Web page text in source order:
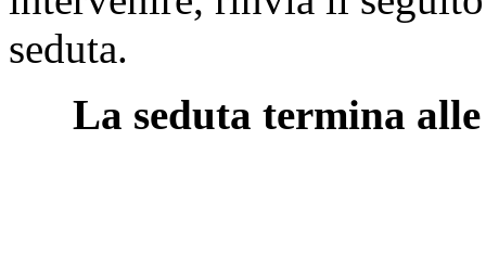
seduta.
La seduta termina